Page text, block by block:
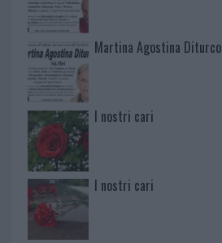
Martina Agostina Diturco
I nostri cari
I nostri cari